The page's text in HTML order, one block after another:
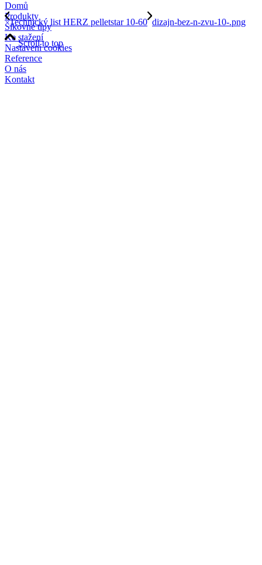
Domů
Produkty
Šikovné tipy
Ke stažení
Nastavení cookies
Reference
O nás
Kontakt
Technický list HERZ pelletstar 10-60 dizajn-bez-n-zvu-10-.png
Scroll to top